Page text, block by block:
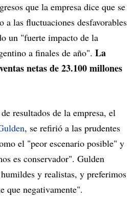
que la empresa dice que se
a las fluctuaciones desfavorables
un "fuerte impacto de la
a finales de año". La
netas de 23.100 millones
resultados de la empresa, el
, se refirió a las prudentes
el "peor escenario posible" y
es conservador". Gulden
y realistas, y preferimos
que negativamente".